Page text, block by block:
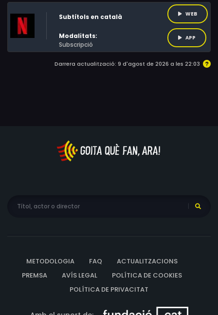
Subtítols en català
Modalitats:
Subscripció
WEB
APP
Darrera actualització: 9 d'agost de 2026 a les 22:03
METODOLOGIA FAQ
ACTUALITZACIONS
PREMSA
AVÍS LEGAL
POLÍTICA DE COOKIES
POLÍTICA DE PRIVACITAT